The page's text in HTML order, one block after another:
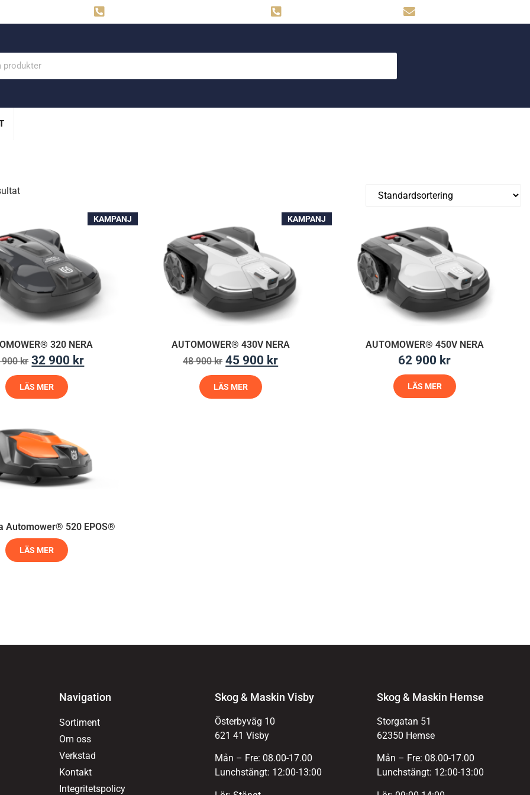
KAMPANJ
320 NERA
900kr 32 900 kr
LÄS MER
KAMPANJ
AUTOMOWER® 430V NERA
48 900kr 45 900 kr
LÄS MER
AUTOMOWER® 450V NERA
62 900 kr
LÄS MER
Automower® 520 EPOS®
LÄS MER
Navigation
Sortiment
Om oss
Verkstad
Kontakt
Integritetspolicy
Skog & Maskin Visby
Österbyväg 10
621 41 Visby
Mån – Fre: 08.00-17.00
Lunchstängt: 12:00-13:00
Skog & Maskin Hemse
Storgatan 51
62350 Hemse
Mån – Fre: 08.00-17.00
Lunchstängt: 12:00-13:00